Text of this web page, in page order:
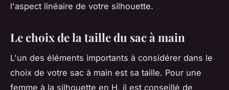
l'aspect linéaire de votre silhouette.
Le choix de la taille du sac à main
L'un des éléments importants à considérer dans le
choix de votre sac à main est sa taille. Pour une
femme à la silhouette en H, il est conseillé de